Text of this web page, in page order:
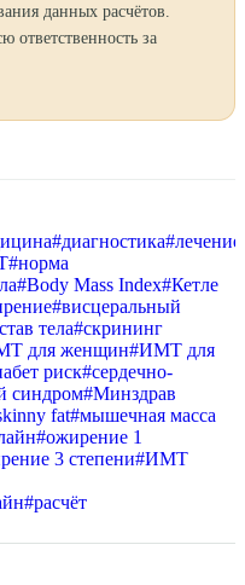
данных расчётов.
ответственность за
#диагностика#лечение
#норма
#Body Mass Index#Кетле
#висцеральный
тела#скрининг
для женщин#ИМТ для
риск#сердечно-
синдром#Минздрав
fat#мышечная масса
#ожирение 1
3 степени#ИМТ
#расчёт